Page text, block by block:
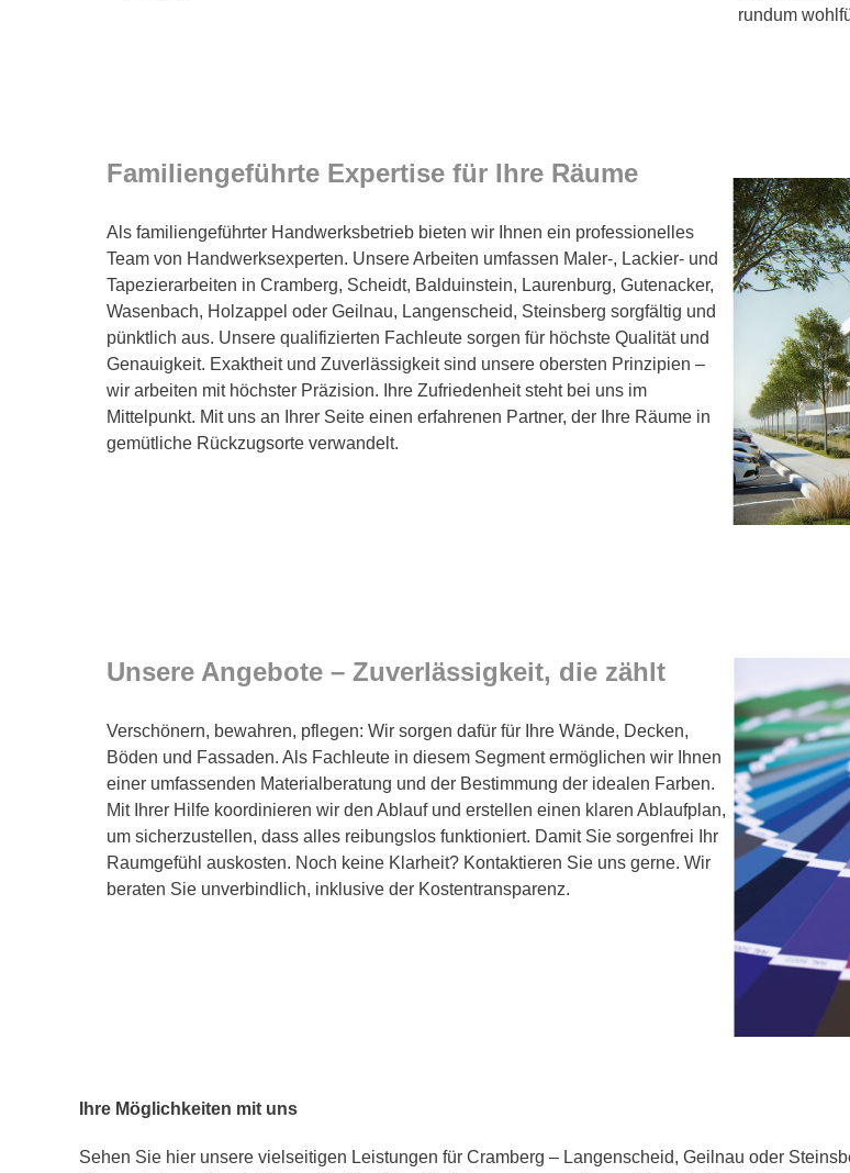
rundum
Familiengeführte Expertise für Ihre Räume
Als familiengeführter Handwerksbetrieb bieten wir Ihnen ein professionelles
Team von Handwerksexperten. Unsere Arbeiten umfassen Maler-, Lackier- und
Tapezierarbeiten in Cramberg, Scheidt, Balduinstein, Laurenburg, Gutenacker,
Wasenbach, Holzappel oder Geilnau, Langenscheid, Steinsberg sorgfältig und
pünktlich aus. Unsere qualifizierten Fachleute sorgen für höchste Qualität und
Genauigkeit. Exaktheit und Zuverlässigkeit sind unsere obersten Prinzipien –
wir arbeiten mit höchster Präzision. Ihre Zufriedenheit steht bei uns im
Mittelpunkt. Mit uns an Ihrer Seite einen erfahrenen Partner, der Ihre Räume in
gemütliche Rückzugsorte verwandelt.
Unsere Angebote – Zuverlässigkeit, die zählt
Verschönern, bewahren, pflegen: Wir sorgen dafür für Ihre Wände, Decken,
Böden und Fassaden. Als Fachleute in diesem Segment ermöglichen wir Ihnen
einer umfassenden Materialberatung und der Bestimmung der idealen Farben.
Mit Ihrer Hilfe koordinieren wir den Ablauf und erstellen einen klaren Ablaufplan,
um sicherzustellen, dass alles reibungslos funktioniert. Damit Sie sorgenfrei Ihr
Raumgefühl auskosten. Noch keine Klarheit? Kontaktieren Sie uns gerne. Wir
beraten Sie unverbindlich, inklusive der Kostentransparenz.
Ihre Möglichkeiten mit uns
Sehen Sie hier unsere vielseitigen Leistungen für Cramberg – Langenscheid, Geilnau oder